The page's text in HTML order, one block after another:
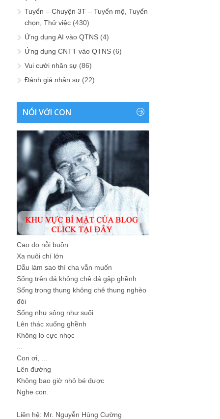
Tuyển – Chuyện 3T – Tuyển mộ, Tuyển
chọn, Thử việc (430)
Ứng dụng AI vào QTNS (4)
Ứng dụng CNTT vào QTNS (6)
Vui cười nhân sự (86)
Đánh giá nhân sự (22)
NÓI VỚI CON
Cao đo nỗi buồn
Xa nuôi chí lớn
Dẫu làm sao thì cha vẫn muốn
Sống trên đá không chê đá gập ghềnh
Sống trong thung không chê thung nghèo
đói
Sống như sông như suối
Lên thác xuống ghềnh
Không lo cực nhọc
Con ơi, ...
Lên đường
Không bao giờ nhỏ bé được
Nghe con.
Liên hệ: Mr. Nguyễn Hùng Cường